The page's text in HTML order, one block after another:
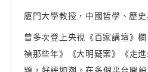
廈門大學教授，中國哲學、歷
曾多次登上央視《百家講壇》
禎那些年》《大明疑案》《走